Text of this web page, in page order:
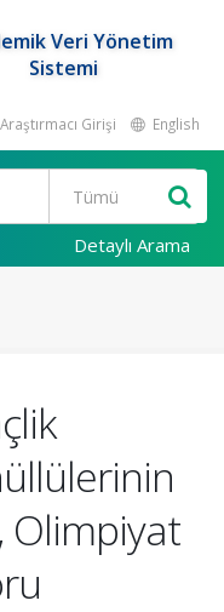
Veri Yönetim
Sistemi
Araştırmacı Girişi English
Detaylı Arama
Olimpiyat